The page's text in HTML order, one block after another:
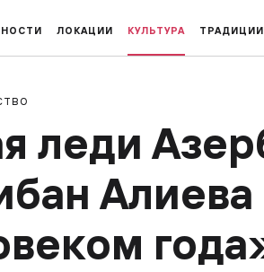
ЛОКАЦИИ КУЛЬТУРА ТРАДИЦИИ
леди
Алиева